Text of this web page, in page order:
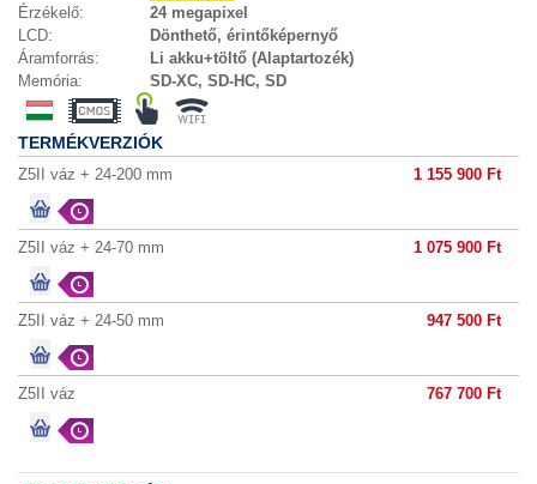
Érzékelő:
24 megapixel
LCD:
Dönthető, érintőképernyő
Áramforrás:
Li akku+töltő (Alaptartozék)
Memória:
SD-XC, SD-HC, SD
TERMÉKVERZIÓK
Z5II váz + 24-200 mm 1 155 900 Ft
Z5II váz + 24-70 mm 1 075 900 Ft
Z5II váz + 24-50 mm 947 500 Ft
Z5II váz 767 700 Ft